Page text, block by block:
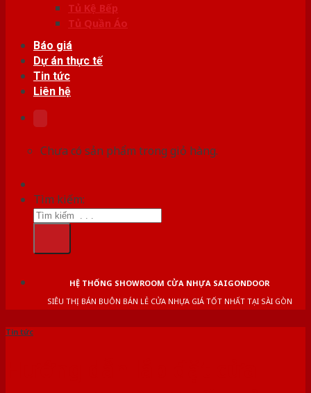
Tủ Kệ Bếp
Tủ Quần Áo
Báo giá
Dự án thực tế
Tin tức
Liên hệ
Chưa có sản phẩm trong giỏ hàng.
Tìm kiếm:
HỆ THỐNG SHOWROOM CỬA NHỰA SAIGONDOOR
SIÊU THỊ BÁN BUÔN BÁN LẺ CỬA NHỰA GIÁ TỐT NHẤT TẠI SÀI GÒN
Tin tức